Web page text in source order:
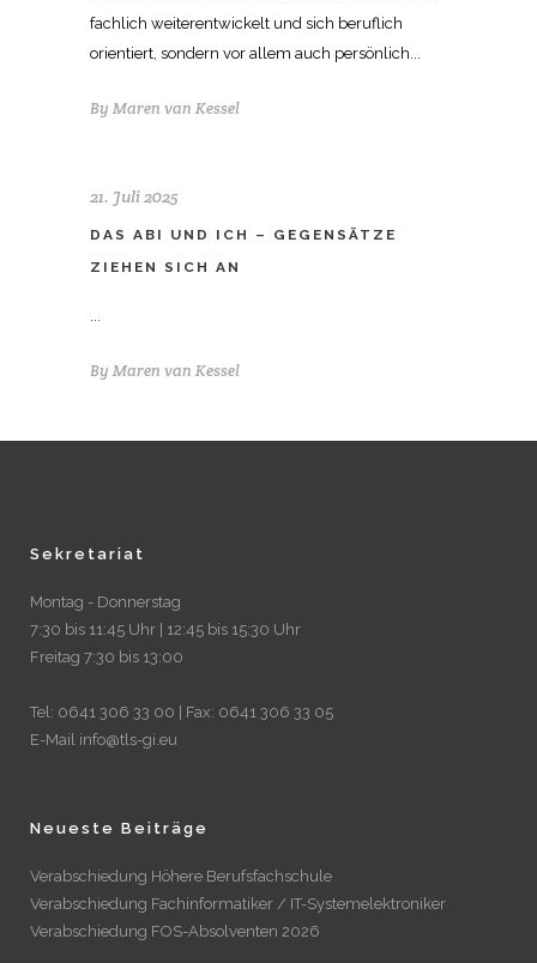
fachlich weiterentwickelt und sich beruflich
orientiert, sondern vor allem auch persönlich...
By Maren van Kessel
21. Juli 2025
DAS ABI UND ICH – GEGENSÄTZE
ZIEHEN SICH AN
...
By Maren van Kessel
Sekretariat
Montag - Donnerstag
7:30 bis 11:45 Uhr | 12:45 bis 15:30 Uhr
Freitag 7:30 bis 13:00
Tel: 0641 306 33 00 | Fax: 0641 306 33 05
E-Mail info@tls-gi.eu
Neueste Beiträge
Verabschiedung Höhere Berufsfachschule
Verabschiedung Fachinformatiker / IT-Systemelektroniker
Verabschiedung FOS-Absolventen 2026